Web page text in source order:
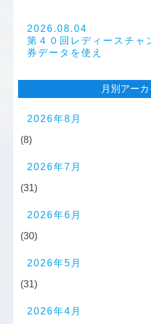
2026.08.04
第４０回レディースチ
券データを使え
月別アー
2026年8月
(8)
2026年7月
(31)
2026年6月
(30)
2026年5月
(31)
2026年4月